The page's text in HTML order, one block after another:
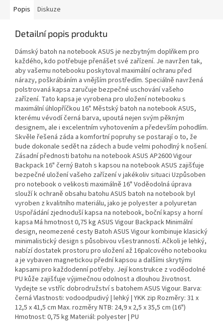
Popis Diskuze
Detailní popis produktu
Dámský batoh na notebook ASUS je nezbytným doplňkem pro
každého, kdo potřebuje přenášet své zařízení. Je navržen tak,
aby vašemu notebooku poskytoval maximální ochranu před
nárazy, poškrábáním a vnějším prostředím. Speciálně navržená
polstrovaná kapsa zaručuje bezpečné uschování vašeho
zařízení. Tato kapsa je vyrobena pro uložení notebooku s
maximální úhlopříčkou 16". Městský batoh na notebook ASUS,
kterému vévodí černá barva, upoutá nejen svým pěkným
designem, ale i excelentním vyhotovením a především pohodlím.
Skvěle řešená záda a komfortní popruhy se postarají o to, že
bude dokonale sedět na zádech a bude velmi pohodlný k nošení.
Zásadní přednosti batohu na notebook ASUS AP2600 Vigour
Backpack 16" černý Batoh s kapsou na notebook ASUS zajišťuje
bezpečné uložení vašeho zařízení v jakékoliv situaci Uzpůsoben
pro notebook o velikosti maximálně 16" Voděodolná úprava
slouží k ochraně obsahu batohu ASUS batoh na notebook byl
vyroben z kvalitního materiálu, jako je polyester a polyuretan
Uspořádání zjednoduší kapsa na notebook, boční kapsy a horní
kapsa Má hmotnost 0,75 kg ASUS Vigour Backpack Minimální
design, neomezené cesty Batoh ASUS Vigour kombinuje klasický
minimalistický design s působivou všestranností. Ačkoli je lehký,
nabízí dostatek prostoru pro uložení až 16palcového notebooku
a je vybaven magnetickou přední kapsou a dalšími skrytými
kapsami pro každodenní potřeby. Její konstrukce z voděodolné
PU kůže zajišťuje výjimečnou odolnost a dlouhou životnost.
Vydejte se vstříc dobrodružství s batohem ASUS Vigour. Barva:
černá Vlastnosti: vodoodpudivý | lehký | YKK zip Rozměry: 31 x
12,5 x 41,5 cm Max. rozměry NTB: 24,9 x 2,5 x 35,5 cm (16")
Hmotnost: 0,75 kg Materiál: polyester | PU